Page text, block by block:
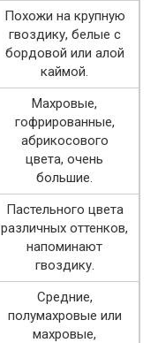
Похожи на крупную
гвоздику, белые с
бордовой или алой
каймой.
Махровые,
гофрированные,
абрикосового
цвета, очень
большие.
Пастельного цвета
различных оттенков,
напоминают
гвоздику.
Средние,
полумахровые или
махровые,